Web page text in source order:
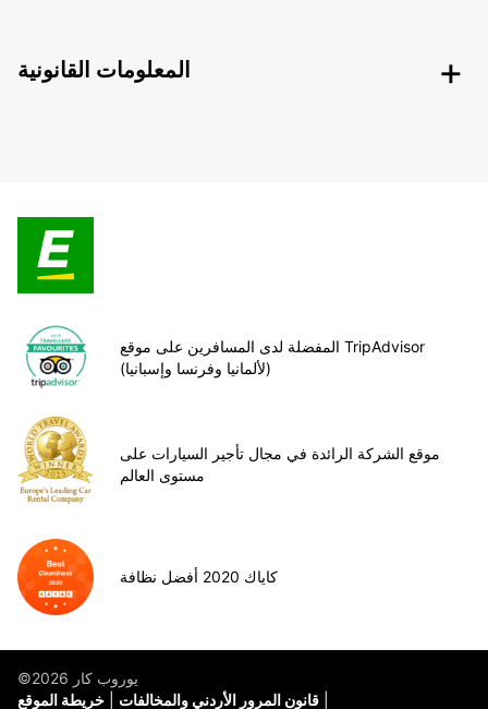
المعلومات القانونية
المفضلة لدى المسافرين على موقع TripAdvisor
(لألمانيا وفرنسا وإسبانيا)
موقع الشركة الرائدة في مجال تأجير السيارات على
مستوى العالم
كاياك 2020 أفضل نظافة
©يوروب كار 2026
خريطة الموقع
قانون المرور الأردني والمخالفات